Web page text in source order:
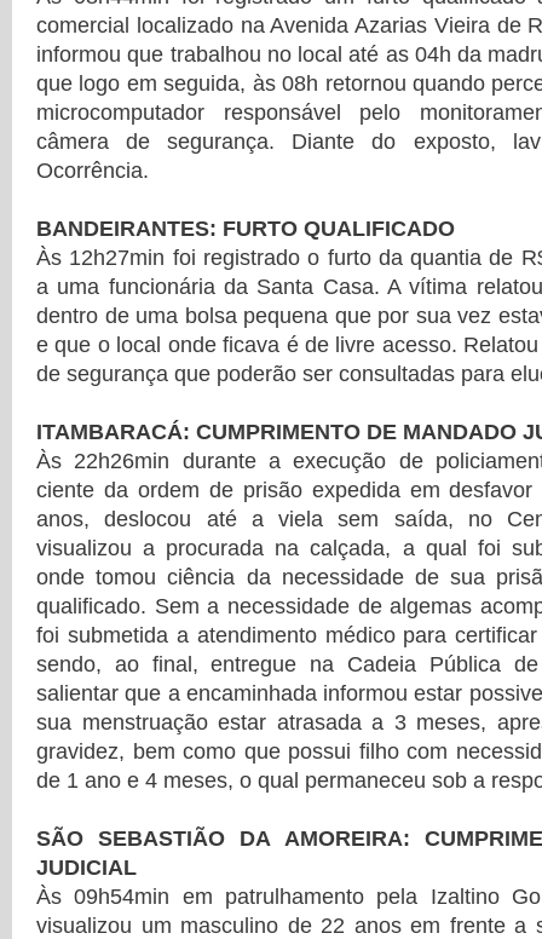
comercial localizado na Avenida Azarias Vieira de
informou que trabalhou no local até as 04h da
que logo em seguida, às 08h retornou quando
microcomputador responsável pelo
câmera de segurança. Diante do exposto,
Ocorrência.
BANDEIRANTES: FURTO QUALIFICADO
Às 12h27min foi registrado o furto da quantia de
a uma funcionária da Santa Casa. A vítima
dentro de uma bolsa pequena que por sua vez
e que o local onde ficava é de livre acesso.
de segurança que poderão ser consultadas para
ITAMBARACÁ: CUMPRIMENTO DE MANDADO
Às 22h26min durante a execução de
ciente da ordem de prisão expedida em
anos, deslocou até a viela sem saída, no
visualizou a procurada na calçada, a qual foi
onde tomou ciência da necessidade de sua
qualificado. Sem a necessidade de algemas
foi submetida a atendimento médico para
sendo, ao final, entregue na Cadeia Pública
salientar que a encaminhada informou estar
sua menstruação estar atrasada a 3 meses,
gravidez, bem como que possui filho com
de 1 ano e 4 meses, o qual permaneceu sob a
SÃO SEBASTIÃO DA AMOREIRA:
JUDICIAL
Às 09h54min em patrulhamento pela Izaltino
visualizou um masculino de 22 anos em frente a